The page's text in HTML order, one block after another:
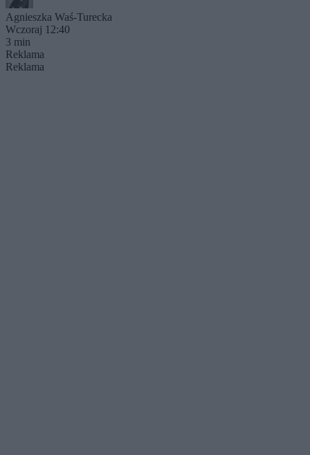
Agnieszka Waś-Turecka
Wczoraj 12:40
3 min
Reklama
Reklama